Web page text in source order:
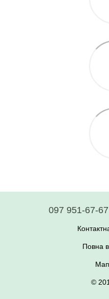
097 951-67-67
Повна
©